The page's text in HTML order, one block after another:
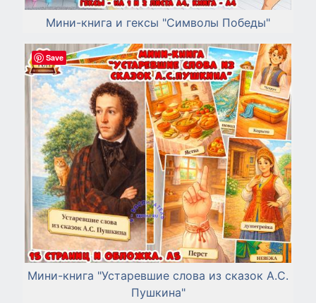
Мини-книга и гексы "Символы Победы"
Мини-книга "Устаревшие слова из сказок А.С.
Пушкина"
Save